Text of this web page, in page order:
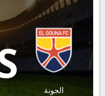
الجونة